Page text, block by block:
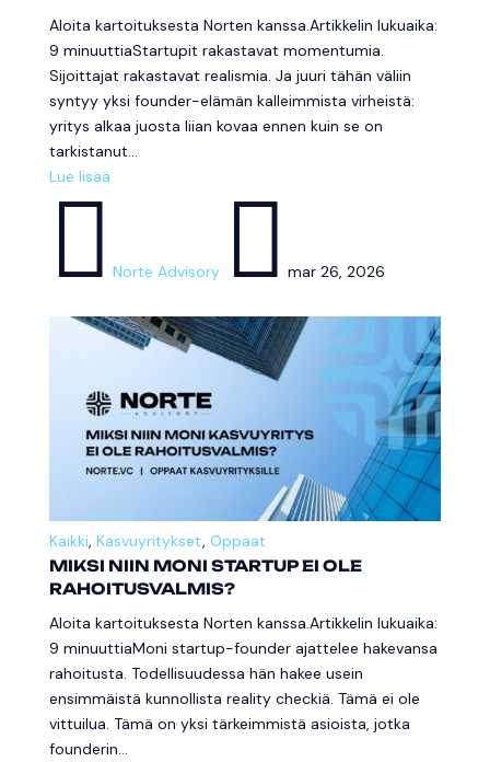
Aloita kartoituksesta Norten kanssa.Artikkelin lukuaika:
9 minuuttiaStartupit rakastavat momentumia.
Sijoittajat rakastavat realismia. Ja juuri tähän väliin
syntyy yksi founder-elämän kalleimmista virheistä:
yritys alkaa juosta liian kovaa ennen kuin se on
tarkistanut...
Lue lisää
 Norte Advisory  mar 26, 2026
Kaikki, Kasvuyritykset, Oppaat
MIKSI NIIN MONI STARTUP EI OLE
RAHOITUSVALMIS?
Aloita kartoituksesta Norten kanssa.Artikkelin lukuaika:
9 minuuttiaMoni startup-founder ajattelee hakevansa
rahoitusta. Todellisuudessa hän hakee usein
ensimmäistä kunnollista reality checkiä. Tämä ei ole
vittuilua. Tämä on yksi tärkeimmistä asioista, jotka
founderin...